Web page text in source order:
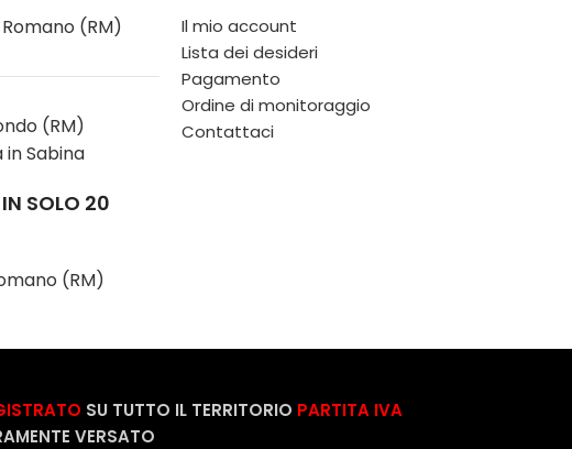
(RM)
(RM)
in Sabina
SOLO 20
(RM)
Il mio account
Lista dei desideri
Pagamento
Ordine di monitoraggio
Contattaci
SU TUTTO IL TERRITORIO PARTITA IVA
VERSATO